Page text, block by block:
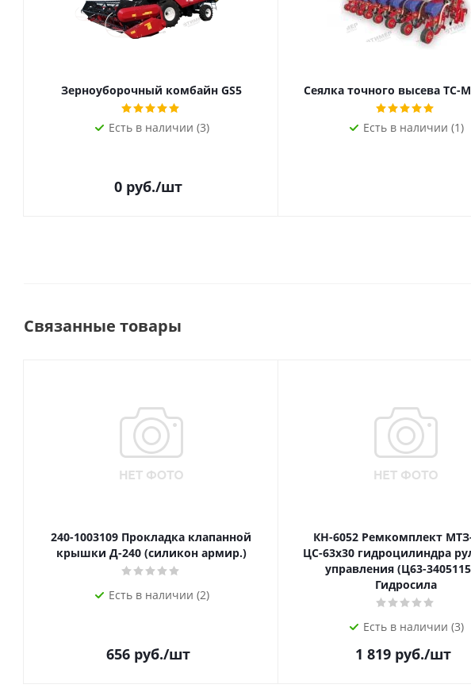
Зерноуборочный комбайн GS5
Есть в наличии (3)
0 руб./шт
Сеялка точного высева ТС-
Есть в наличии (1)
Связанные товары
240-1003109 Прокладка клапанной
крышки Д-240 (силикон армир.)
Есть в наличии (2)
656 руб./шт
КН-6052 Ремкомплект
ЦС-63х30 гидроцилиндра
управления (Ц63-
Гидросила
Есть в наличии (3)
1 819руб./шт